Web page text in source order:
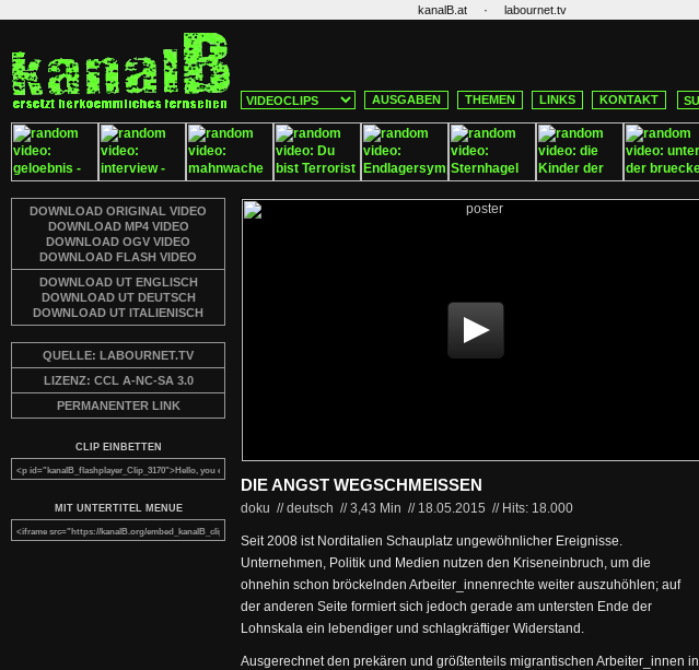
kanalB.at · labournet.tv
AUSGABEN THEMEN LINKS KONTAKT
DOWNLOAD ORIGINAL VIDEO
DOWNLOAD MP4 VIDEO
DOWNLOAD OGV VIDEO
DOWNLOAD FLASH VIDEO
DOWNLOAD UT ENGLISCH
DOWNLOAD UT DEUTSCH
DOWNLOAD UT ITALIENISCH
QUELLE: LABOURNET.TV
LIZENZ: CCL A-NC-SA 3.0
PERMANENTER LINK
CLIP EINBETTEN
MIT UNTERTITEL MENUE
DIE ANGST WEGSCHMEISSEN
doku // deutsch //3,43 Min // 18.05.2015 // Hits: 18.000
Seit 2008 ist Norditalien Schauplatz ungewöhnlicher Ereignisse.
Unternehmen, Politik und Medien nutzen den Kriseneinbruch, um die
ohnehin schon bröckelnden Arbeiter_innenrechte weiter auszuhöhlen; auf
der anderen Seite formiert sich jedoch gerade am untersten Ende der
Lohnskala ein lebendiger und schlagkräftiger Widerstand.
Ausgerechnet den prekären und größtenteils migrantischen Arbeiter_innen in